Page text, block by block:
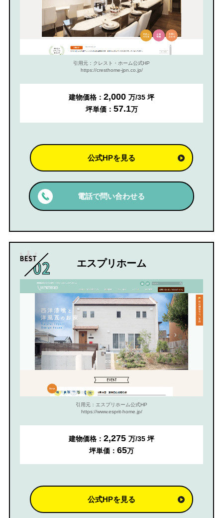
エスプリホーム
引用元：エスプリホーム公式HP
https://www.esprit-home.jp/
建物価格： 2,275 万/35 坪
坪単価： 65万
公式HPを見る
引用元：クレスト・ホーム公式HP
https://cresthome-jpn.co.jp/
建物価格： 2,000 万/35 坪
坪単価： 57.1万
公式HPを見る
電話で問い合わせる